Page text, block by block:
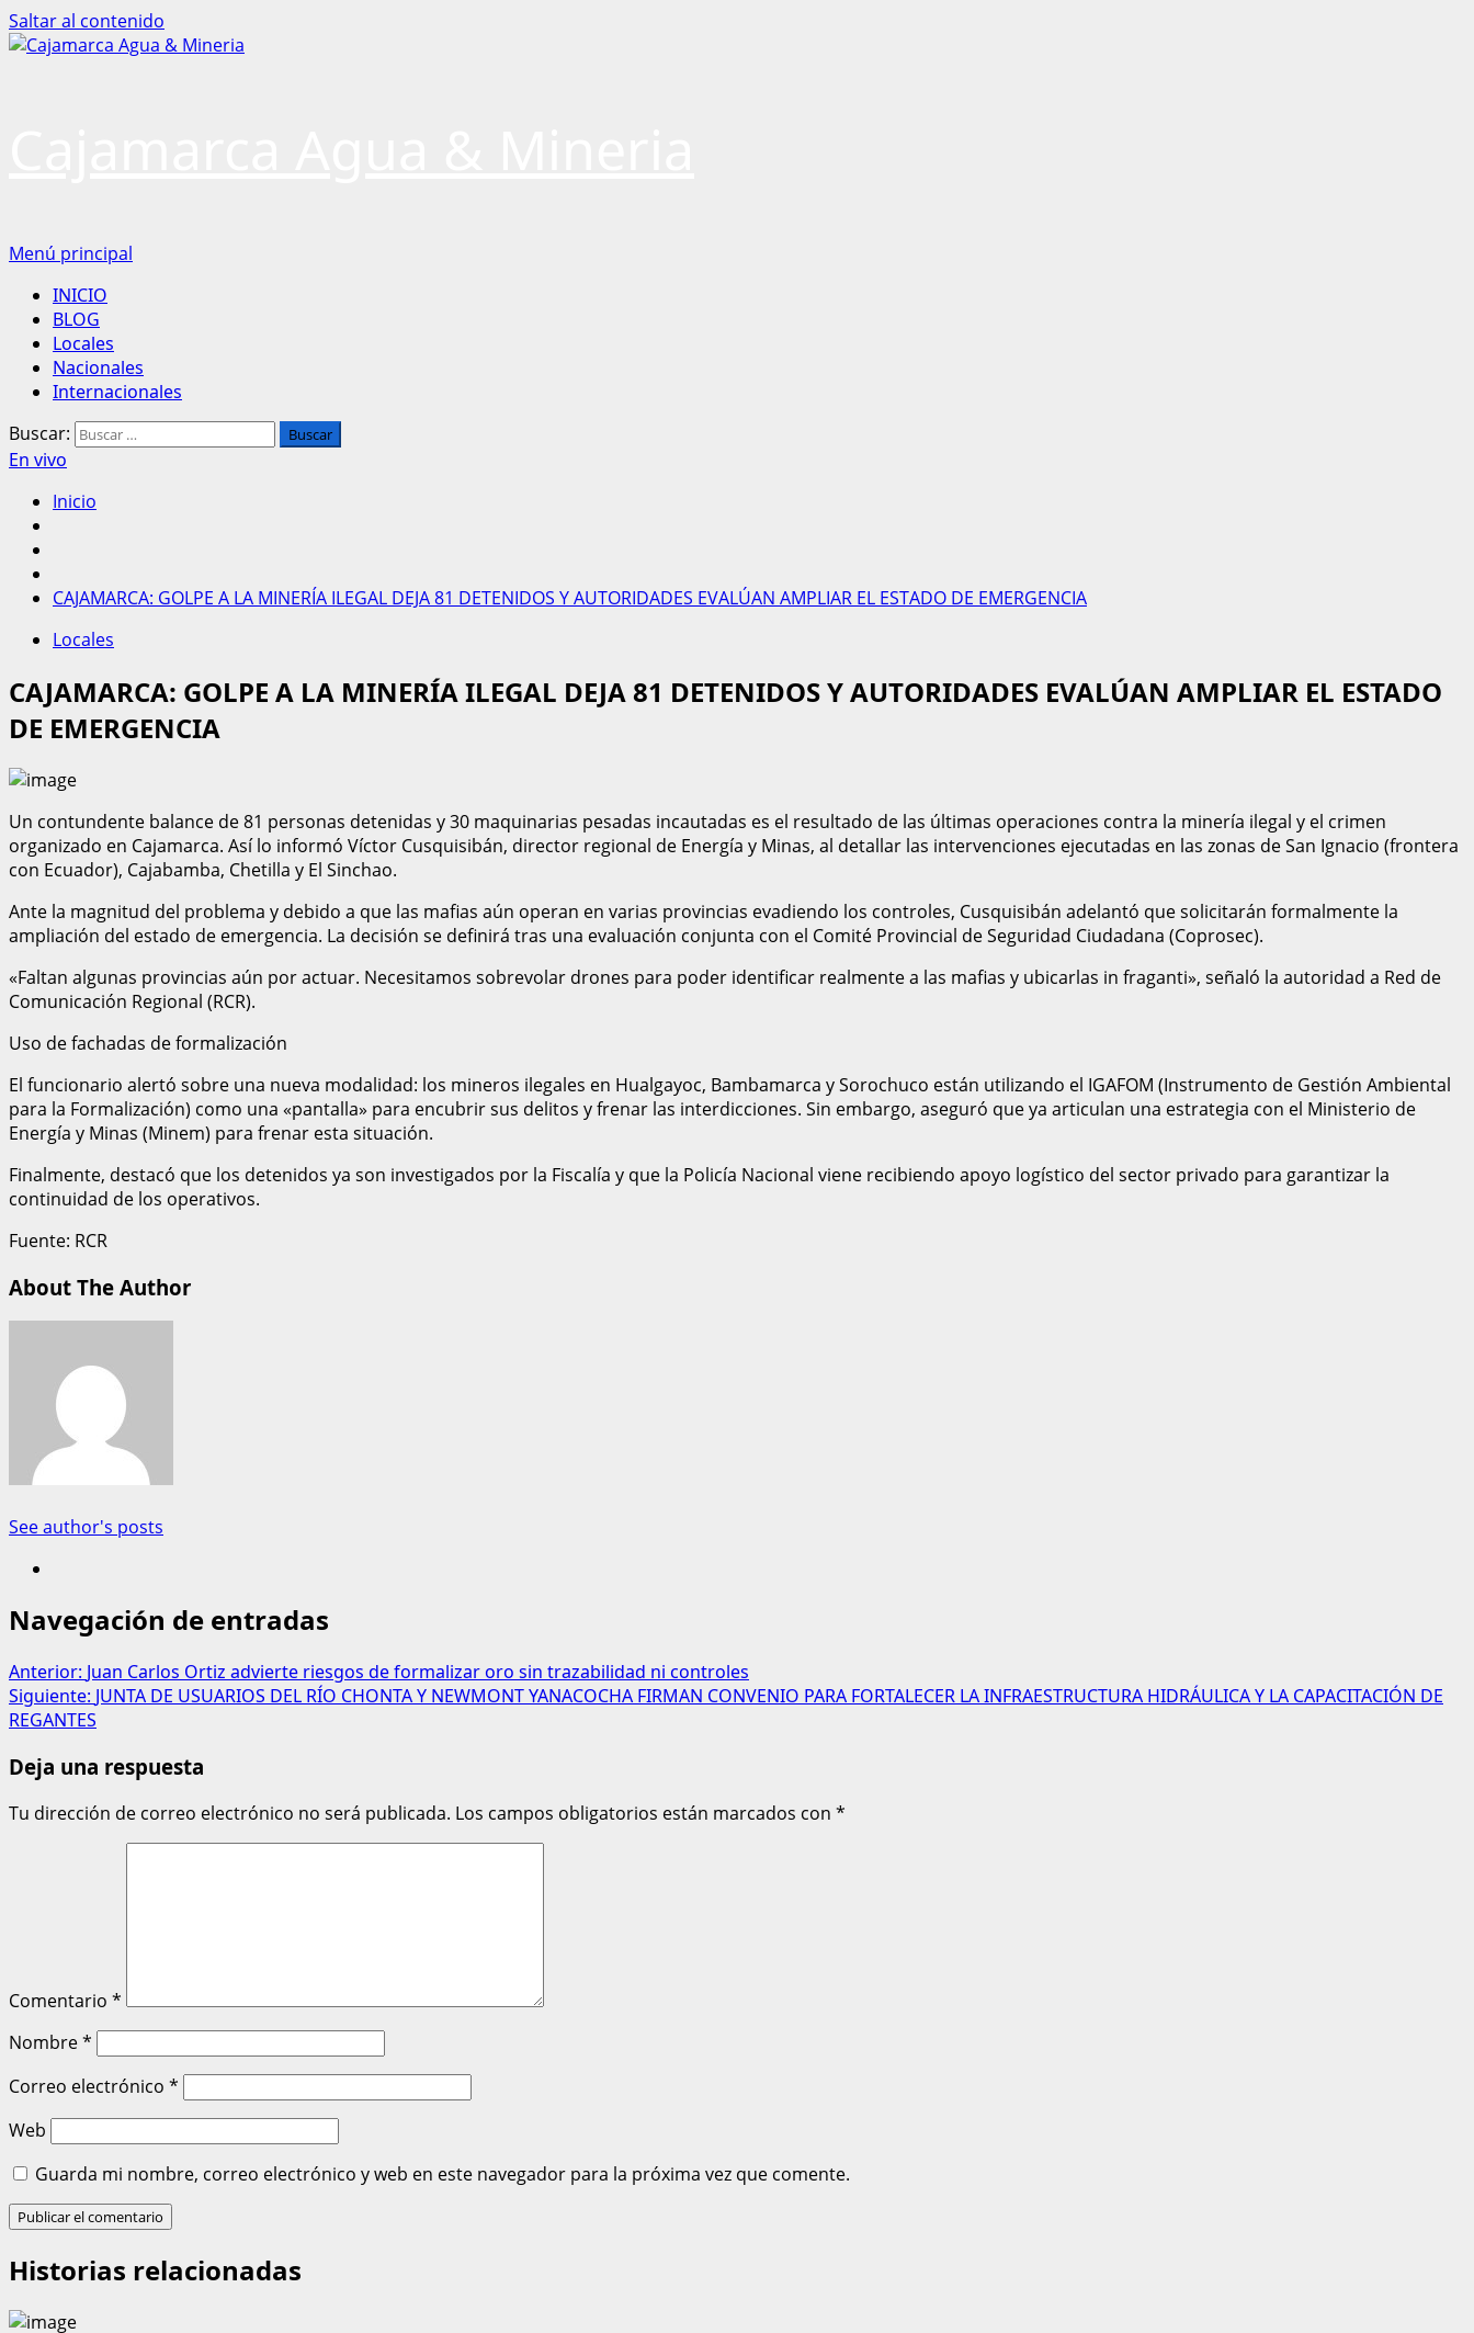
Saltar al contenido
Menú principal
INICIO
BLOG
Locales
Nacionales
Internacionales
Buscar:
En vivo
Inicio
CAJAMARCA: GOLPE A LA MINERÍA ILEGAL DEJA 81 DETENIDOS Y AUTORIDADES EVALÚAN AMPLIAR EL ESTADO DE EMERGENCIA
Locales
CAJAMARCA: GOLPE A LA MINERÍA ILEGAL DEJA 81 DETENIDOS Y AUTORIDADES EVALÚAN AMPLIAR EL ESTADO
DE EMERGENCIA
Un contundente balance de 81 personas detenidas y 30 maquinarias pesadas incautadas es el resultado de las últimas operaciones contra la minería ilegal y el crimen
organizado en Cajamarca. Así lo informó Víctor Cusquisibán, director regional de Energía y Minas, al detallar las intervenciones ejecutadas en las zonas de San Ignacio (frontera
con Ecuador), Cajabamba, Chetilla y El Sinchao.
Ante la magnitud del problema y debido a que las mafias aún operan en varias provincias evadiendo los controles, Cusquisibán adelantó que solicitarán formalmente la
ampliación del estado de emergencia. La decisión se definirá tras una evaluación conjunta con el Comité Provincial de Seguridad Ciudadana (Coprosec).
«Faltan algunas provincias aún por actuar. Necesitamos sobrevolar drones para poder identificar realmente a las mafias y ubicarlas in fraganti», señaló la autoridad a Red de
Comunicación Regional (RCR).
Uso de fachadas de formalización
El funcionario alertó sobre una nueva modalidad: los mineros ilegales en Hualgayoc, Bambamarca y Sorochuco están utilizando el IGAFOM (Instrumento de Gestión Ambiental
para la Formalización) como una «pantalla» para encubrir sus delitos y frenar las interdicciones. Sin embargo, aseguró que ya articulan una estrategia con el Ministerio de
Energía y Minas (Minem) para frenar esta situación.
Finalmente, destacó que los detenidos ya son investigados por la Fiscalía y que la Policía Nacional viene recibiendo apoyo logístico del sector privado para garantizar la
continuidad de los operativos.
Fuente: RCR
About The Author
See author's posts
Navegación de entradas
Anterior: Juan Carlos Ortiz advierte riesgos de formalizar oro sin trazabilidad ni controles
Siguiente: JUNTA DE USUARIOS DEL RÍO CHONTA Y NEWMONT YANACOCHA FIRMAN CONVENIO PARA FORTALECER LA INFRAESTRUCTURA HIDRÁULICA Y LA CAPACITACIÓN DE
REGANTES
Deja una respuesta
Tu dirección de correo electrónico no será publicada. Los campos obligatorios están marcados con *
Comentario *
Nombre*
Correo electrónico *
Web
Guarda mi nombre, correo electrónico y web en este navegador para la próxima vez que comente.
Historias relacionadas